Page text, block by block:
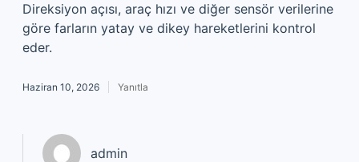
Direksiyon açısı, araç hızı ve diğer sensör verilerine
göre farların yatay ve dikey hareketlerini kontrol
eder.
Haziran 10, 2026 Yanıtla
admin